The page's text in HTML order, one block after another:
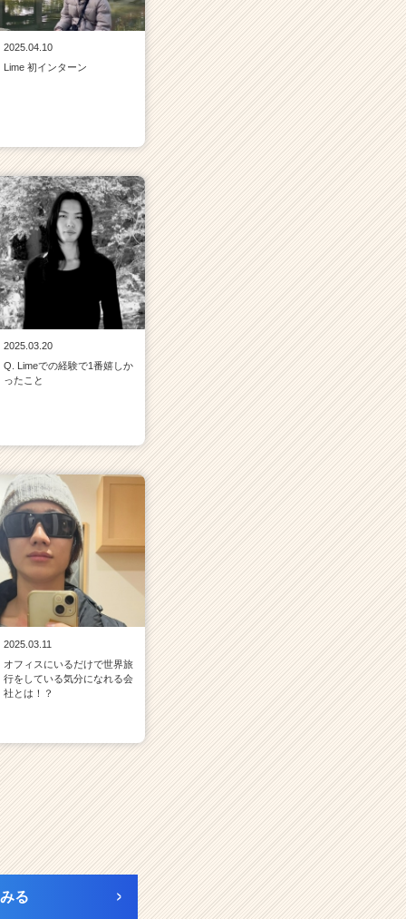
2025.04.10
Lime 初インターン
2025.03.20
Q. Limeでの経験で1番嬉しか
ったこと
2025.03.11
オフィスにいるだけで世界旅
行をしている気分になれる会
社とは！？
る